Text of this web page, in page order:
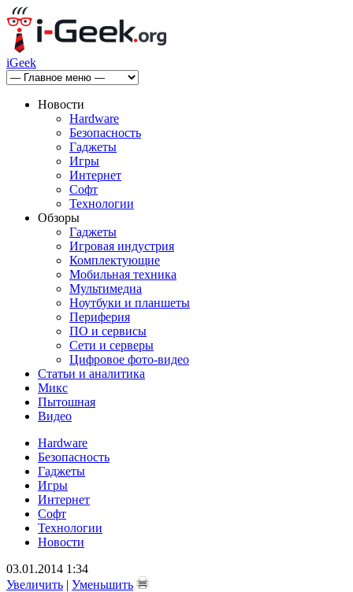
iGeek
Новости
Hardware
Безопасность
Гаджеты
Игры
Интернет
Софт
Технологии
Обзоры
Гаджеты
Игровая индустрия
Комплектующие
Мобильная техника
Мультимедиа
Ноутбуки и планшеты
Периферия
ПО и сервисы
Сети и серверы
Цифровое фото-видео
Статьи и аналитика
Микс
Пытошная
Видео
Hardware
Безопасность
Гаджеты
Игры
Интернет
Софт
Технологии
Новости
03.01.2014 1:34
Увеличить | Уменьшить